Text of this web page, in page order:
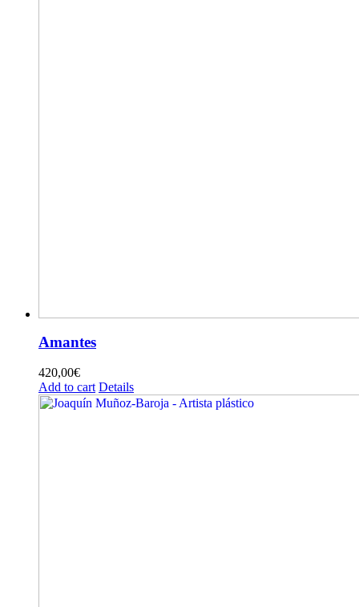
Amantes
420,00€
Add to cart Details